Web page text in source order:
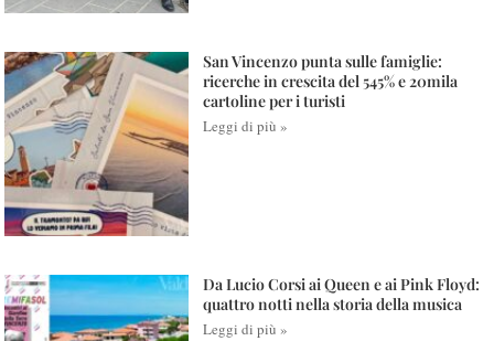
San Vincenzo punta sulle famiglie:
ricerche in crescita del 545% e 20mila
cartoline per i turisti
Leggi di più »
Da Lucio Corsi ai Queen e ai Pink Floyd:
quattro notti nella storia della musica
Leggi di più »